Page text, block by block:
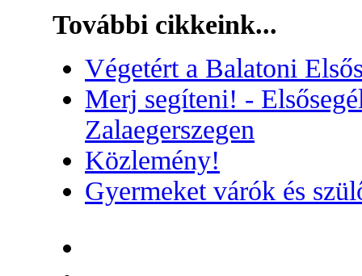
További cikkeink...
Végetért a Balatoni
Merj segíteni! -
Zalaegerszegen
Közlemény!
Gyermeket várók és